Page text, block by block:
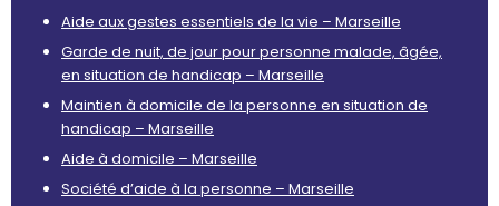
Aide aux gestes essentiels de la vie – Marseille
Garde de nuit, de jour pour personne malade, âgée,
en situation de handicap – Marseille
Maintien à domicile de la personne en situation de
handicap – Marseille
Aide à domicile – Marseille
Société d’aide à la personne – Marseille